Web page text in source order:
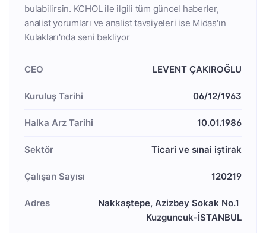
bulabilirsin. KCHOL ile ilgili tüm güncel haberler,
analist yorumları ve analist tavsiyeleri ise Midas'ın
Kulakları'nda seni bekliyor
CEO LEVENT ÇAKIROĞLU
Kuruluş Tarihi 06/12/1963
Halka Arz Tarihi 10.01.1986
Sektör Ticari ve sınai iştirak
Çalışan Sayısı 120219
Adres
Nakkaştepe, Azizbey Sokak No.1
Kuzguncuk-İSTANBUL